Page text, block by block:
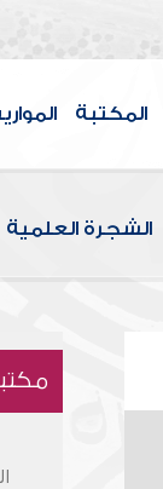
المكتبة
الشجرة العلمية